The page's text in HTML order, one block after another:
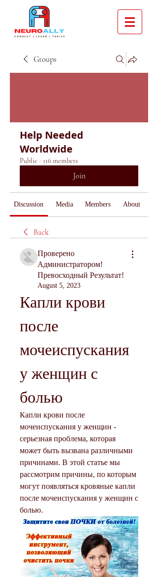
Groups
Help Needed
Worldwide
Public · 116 members
Join
Discussion Media Members About
Back
Проверено
Администратором!
Превосходный Результат!
August 5, 2023
Капли крови
после
мочеиспускания
у женщин с
болью
Капли крови после
мочеиспускания у женщин -
серьезная проблема, которая
может быть вызвана различными
причинами. В этой статье мы
рассмотрим причины, по которым
могут появляться кровяные капли
после мочеиспускания у женщин с
болью.